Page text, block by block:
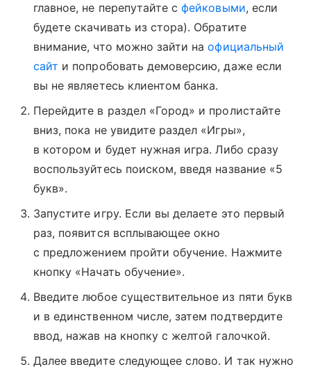
главное, не перепутайте сфейковыми, если
будете скачивать из стора). Обратите
внимание, что можно зайти наофициальный
сайт и попробовать демоверсию, даже если
вы не являетесь клиентом банка.
Перейдите в раздел «Город» и пролистайте
вниз, пока не увидите раздел «Игры»,
в котором и будет нужная игра. Либо сразу
воспользуйтесь поиском, введя название «5
букв».
Запустите игру. Если вы делаете это первый
раз, появится всплывающее окно
с предложением пройти обучение. Нажмите
кнопку «Начать обучение».
Введите любое существительное из пяти букв
и в единственном числе, затем подтвердите
ввод, нажав на кнопку с желтой галочкой.
Далее введите следующее слово. И так нужно